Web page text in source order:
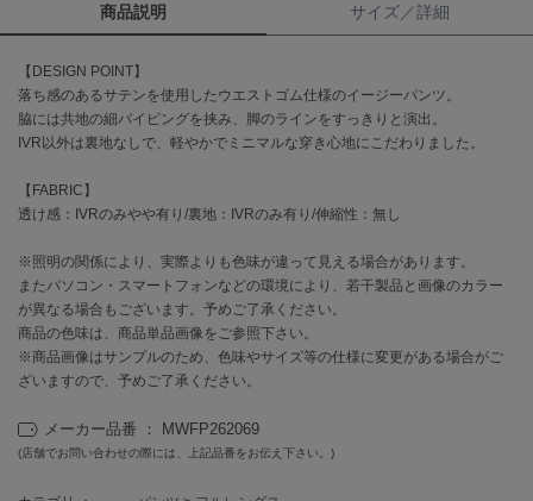
セロン
Clarks Premium
クラークス
CODE A
COLE HAAN
CONVERSE
コンバース
商品説明 サイズ／詳細
【DESIGN POINT】
落ち感のあるサテンを使用したウエストゴム仕様のイージーパンツ。
脇には共地の細パイピングを挟み、脚のラインをすっきりと演出。
IVR以外は裏地なしで、軽やかでミニマルな穿き心地にこだわりました。
【FABRIC】
透け感：IVRのみやや有り/裏地：IVRのみ有り/伸縮性：無し
※照明の関係により、実際よりも色味が違って見える場合があります。
またパソコン・スマートフォンなどの環境により、若干製品と画像のカラー
が異なる場合もございます。予めご了承ください。
商品の色味は、商品単品画像をご参照下さい。
※商品画像はサンプルのため、色味やサイズ等の仕様に変更がある場合がご
ざいますので、予めご了承ください。
メーカー品番 ： MWFP262069
(店舗でお問い合わせの際には、上記品番をお伝え下さい。)